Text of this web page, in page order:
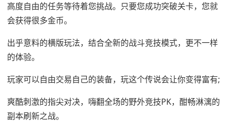
高度自由的任务等待着您挑战。只要您成功突破关卡，您就
会获得很多金币。
出乎意料的横版玩法，结合全新的战斗竞技模式，更不一样
的体验。
玩家可以自由交易自己的装备，玩这个传说会让你变得富有;
爽酷刺激的指尖对决，嗨翻全场的野外竞技PK，酣畅淋漓的
副本刷新之战。